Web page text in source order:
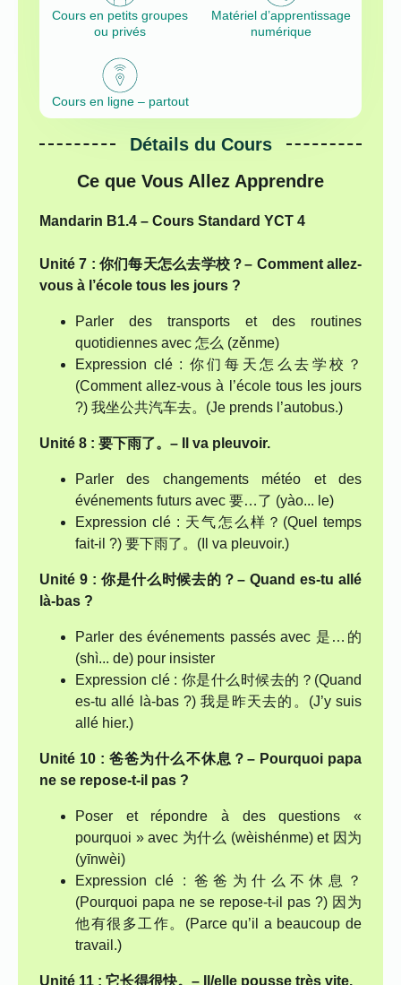
Cours en petits groupes
ou privés
Matériel d’apprentissage
numérique
Cours en ligne – partout
Détails du Cours
Ce que Vous Allez Apprendre
Mandarin B1.4 – Cours Standard YCT 4
Unité 7 : 你们每天怎么去学校？– Comment allez-
vous à l’école tous les jours ?
Parler des transports et des routines
quotidiennes avec 怎么 (zěnme)
Expression clé : 你们每天怎么去学校？
(Comment allez-vous à l’école tous les jours
?) 我坐公共汽车去。(Je prends l’autobus.)
Unité 8 : 要下雨了。– Il va pleuvoir.
Parler des changements météo et des
événements futurs avec 要…了 (yào... le)
Expression clé : 天气怎么样？(Quel temps
fait-il ?) 要下雨了。(Il va pleuvoir.)
Unité 9 : 你是什么时候去的？– Quand es-tu allé
là-bas ?
Parler des événements passés avec 是…的
(shì... de) pour insister
Expression clé : 你是什么时候去的？(Quand
es-tu allé là-bas ?) 我是昨天去的。(J’y suis
allé hier.)
Unité 10 : 爸爸为什么不休息？– Pourquoi papa
ne se repose-t-il pas ?
Poser et répondre à des questions «
pourquoi » avec 为什么 (wèishénme) et 因为
(yīnwèi)
Expression clé : 爸爸为什么不休息？
(Pourquoi papa ne se repose-t-il pas ?) 因为
他有很多工作。(Parce qu’il a beaucoup de
travail.)
Unité 11 : 它长得很快。– Il/elle pousse très vite.